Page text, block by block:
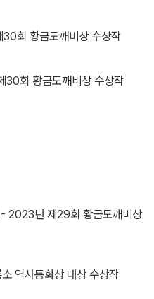
회 황금도깨비상 수상작
회 황금도깨비상 수상작
2023년 제29회 황금도깨비상
역사동화상 대상 수상작